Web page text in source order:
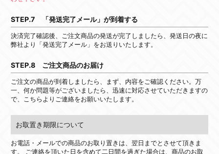
STEP.7 「発送完了メール」が到着する
決済完了確認後、ご注文商品の発送が完了しましたら、発送日の夜に
弊社より「発送完了メール」をお送りいたします。
STEP.8 ご注文商品のお届け
ご注文の商品が到着しましたら、まず、内容をご確認ください。万
一、何か問題等がございましたら、迅速に対応させていただきますの
で、こちらよりご連絡をお願いいたします。
お取置き期限について
お電話・メールでの商品のお取り置きは、翌日までとさせて頂きま
す。 ご連絡を頂いた日を含めて二日間を過ぎた場合は、商品のお取